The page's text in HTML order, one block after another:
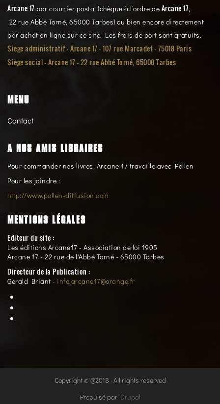
Arcane 17 par courrier postal (chèque à l’ordre de Arcane 17,
22 rue Abbé Torné, 65000 Tarbes) ou bien encore directement
par achat en ligne sur ce site. Les frais de port sont gratuits.
Siège administratif - Arcane 17 - 107 rue Marcadet - 75018 Paris
Siège social -Arcane 17 - 22 rue Abbé Torné, 65000 Tarbes
MENU
Contact
A NOS AMIS LIBRAIRES
Pour commander nos livres, Arcane 17 travaille avec Pollen
Pour les joindre :
http://www.pollen-diffusion.com
MENTIONS LÉGALES
Editeur du site :
Les éditions Arcane17 - Association de loi 1905
Arcane 17 - 22 rue de l'Abbé Torné - 65000 Tarbes
Directeur de la Publication :
Gerald Briant - info.arcane17@orange.fr
Copyright © @2018 · All rights reserved
Propulsé par Drupal